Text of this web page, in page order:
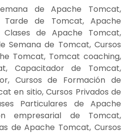
de Apache Tomcat,
de Tomcat, Apache
de Apache Tomcat,
Semana de Tomcat, Cursos
Tomcat, Tomcat coaching,
Capacitador de Tomcat,
Cursos de Formación de
en sitio, Cursos Privados de
Particulares de Apache
empresarial de Tomcat,
de Apache Tomcat, Cursos